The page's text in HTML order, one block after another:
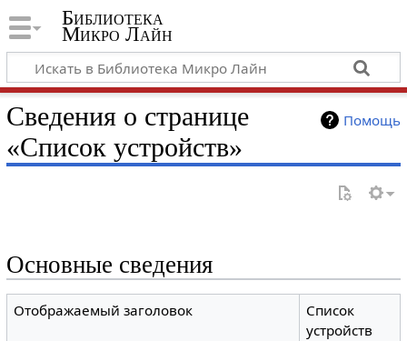
Библиотека
Микро Лайн
Помощь
Сведения о странице
«Список устройств»
Основные сведения
Отображаемый заголовок
Список
устройств